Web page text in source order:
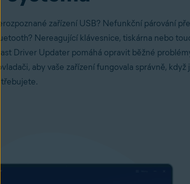
zařízení USB? Nefunkční párování
Nereagující klávesnice, tiskárna nebo
Driver Updater pomáhá opravit běžné
aby vaše zařízení fungovala správně, když